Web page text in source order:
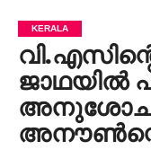
KERALA
ജാഥയിൽ